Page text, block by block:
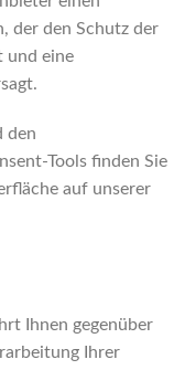
der den Schutz der
und eine
den
Tools finden Sie
auf unserer
Ihnen gegenüber
Ihrer